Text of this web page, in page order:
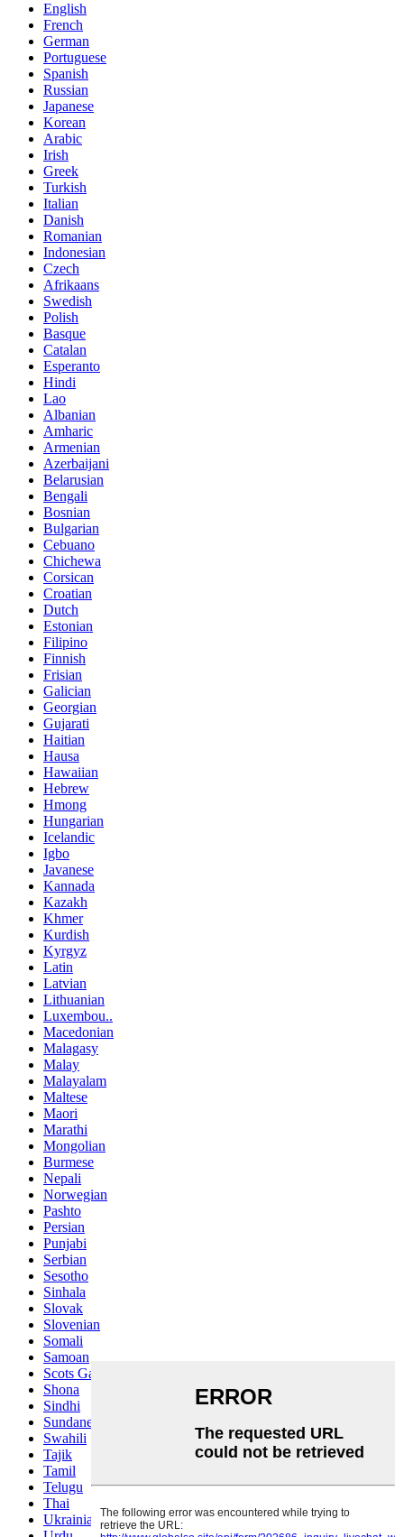
English
French
German
Portuguese
Spanish
Russian
Japanese
Korean
Arabic
Irish
Greek
Turkish
Italian
Danish
Romanian
Indonesian
Czech
Afrikaans
Swedish
Polish
Basque
Catalan
Esperanto
Hindi
Lao
Albanian
Amharic
Armenian
Azerbaijani
Belarusian
Bengali
Bosnian
Bulgarian
Cebuano
Chichewa
Corsican
Croatian
Dutch
Estonian
Filipino
Finnish
Frisian
Galician
Georgian
Gujarati
Haitian
Hausa
Hawaiian
Hebrew
Hmong
Hungarian
Icelandic
Igbo
Javanese
Kannada
Kazakh
Khmer
Kurdish
Kyrgyz
Latin
Latvian
Lithuanian
Luxembou..
Macedonian
Malagasy
Malay
Malayalam
Maltese
Maori
Marathi
Mongolian
Burmese
Nepali
Norwegian
Pashto
Persian
Punjabi
Serbian
Sesotho
Sinhala
Slovak
Slovenian
Somali
Samoan
Scots Gaelic
Shona
Sindhi
Sundanese
Swahili
Tajik
Tamil
Telugu
Thai
Ukrainian